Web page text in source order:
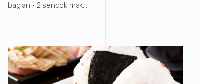
bagian • 2 sendok mak...